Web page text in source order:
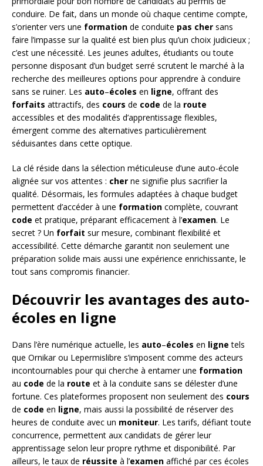
conduire. De fait, dans un monde où chaque centime compte,
s’orienter vers une formation de conduite pas cher sans
faire l’impasse sur la qualité est bien plus qu’un choix judicieux ;
c’est une nécessité. Les jeunes adultes, étudiants ou toute
personne disposant d’un budget serré scrutent le marché à la
recherche des meilleures options pour apprendre à conduire
sans se ruiner. Les auto–écoles en ligne, offrant des
forfaits attractifs, des cours de code de la route
accessibles et des modalités d’apprentissage flexibles,
émergent comme des alternatives particulièrement
séduisantes dans cette optique.
La clé réside dans la sélection méticuleuse d’une auto-école
alignée sur vos attentes : cher ne signifie plus sacrifier la
qualité. Désormais, les formules adaptées à chaque budget
permettent d’accéder à une formation complète, couvrant
code et pratique, préparant efficacement à l’examen. Le
secret ? Un forfait sur mesure, combinant flexibilité et
accessibilité. Cette démarche garantit non seulement une
préparation solide mais aussi une expérience enrichissante, le
tout sans compromis financier.
Découvrir les avantages des auto-
écoles en ligne
Dans l’ère numérique actuelle, les auto–écoles en ligne tels
que Ornikar ou Lepermislibre s’imposent comme des acteurs
incontournables pour qui cherche à entamer une formation
au code de la route et à la conduite sans se délester d’une
fortune. Ces plateformes proposent non seulement des cours
de code en ligne, mais aussi la possibilité de réserver des
heures de conduite avec un moniteur. Les tarifs, défiant toute
concurrence, permettent aux candidats de gérer leur
apprentissage selon leur propre rythme et disponibilité. Par
ailleurs, le taux de réussite à l’examen affiché par ces écoles